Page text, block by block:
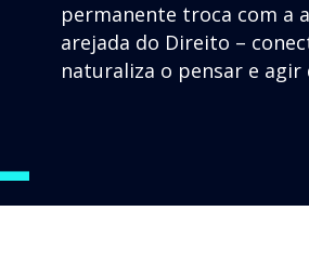
permanente troca com a
arejada do Direito –
naturaliza o pensar e